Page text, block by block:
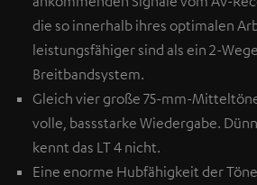
die so innerhalb ihres optimalen
leistungsfähiger sind als ein 2-
Breitbandsystem.
Gleich vier große 75-mm-
volle, bassstarke Wiedergabe.
kennt das LT 4 nicht.
Eine enorme Hubfähigkeit der